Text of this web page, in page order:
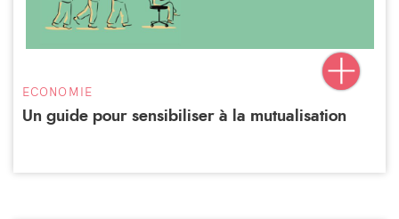
ECONOMIE
Un guide pour sensibiliser à la mutualisation